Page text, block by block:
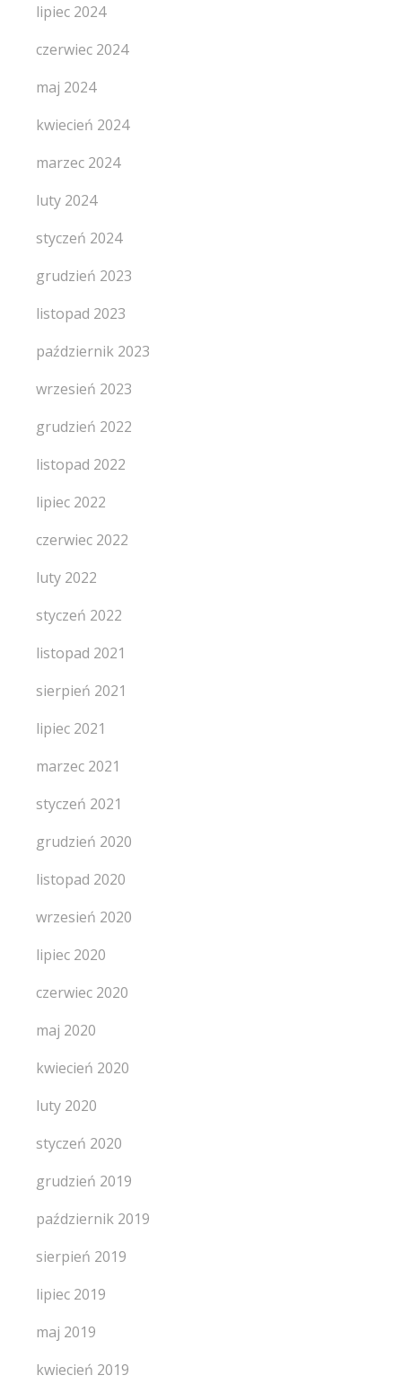
lipiec 2024
czerwiec 2024
maj 2024
kwiecień 2024
marzec 2024
luty 2024
styczeń 2024
grudzień 2023
listopad 2023
październik 2023
wrzesień 2023
grudzień 2022
listopad 2022
lipiec 2022
czerwiec 2022
luty 2022
styczeń 2022
listopad 2021
sierpień 2021
lipiec 2021
marzec 2021
styczeń 2021
grudzień 2020
listopad 2020
wrzesień 2020
lipiec 2020
czerwiec 2020
maj 2020
kwiecień 2020
luty 2020
styczeń 2020
grudzień 2019
październik 2019
sierpień 2019
lipiec 2019
maj 2019
kwiecień 2019